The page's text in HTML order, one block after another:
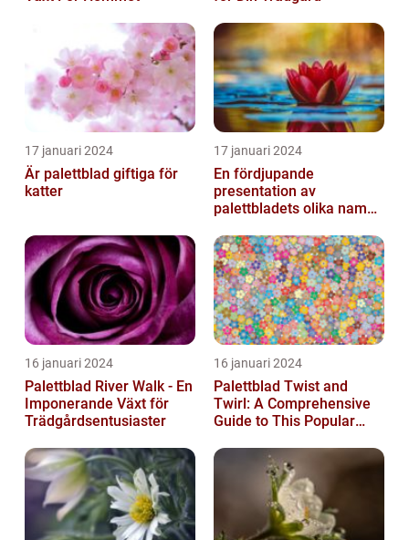
17 januari 2024
Är palettblad giftiga för
katter
17 januari 2024
En fördjupande
presentation av
palettbladets olika namn
16 januari 2024
Palettblad River Walk - En
Imponerande Växt för
Trädgårdsentusiaster
16 januari 2024
Palettblad Twist and
Twirl: A Comprehensive
Guide to This Popular